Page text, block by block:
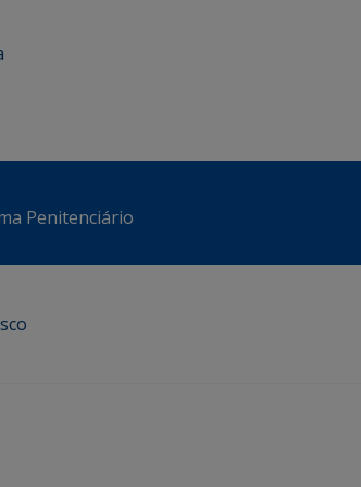
Penitenciário